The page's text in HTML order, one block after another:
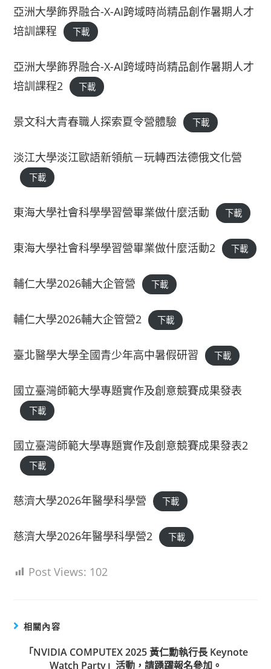
亞洲大學飾界融合-X-AI跨域時尚精品創作暑期人才
培訓課程
下載
亞洲大學飾界融合-X-AI跨域時尚精品創作暑期人才
培訓課程2
下載
景文科大青春職人探索夏令營體驗 下載
淡江大學淡江歐語新領航－玩轉西法德俄文化營
下載
東海大學社會科學學習營畢業做什麼活動 下載
東海大學社會科學學習營畢業做什麼活動2 下載
輔仁大學2026輔大企管營 下載
輔仁大學2026輔大企管營2 下載
臺北醫學大學全國青少年高中暑假研習 下載
國立臺灣師範大學專題實作及創意競賽成果發表
下載
國立臺灣師範大學專題實作及創意競賽成果發表2
下載
慈濟大學2026年醫學科學營 下載
慈濟大學2026年醫學科學營2 下載
Post Views: 102
相關內容
「NVIDIA COMPUTEX 2025 黃仁勳執行長 Keynote
Watch Party」活動，請踴躍報名參加。